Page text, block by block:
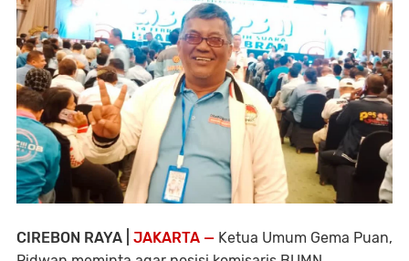
CIREBON RAYA | JAKARTA — Ketua Umum Gema Puan,